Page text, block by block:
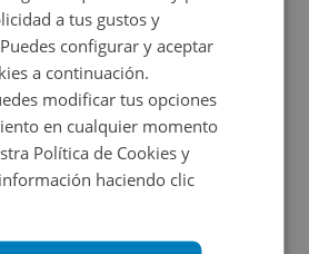
SAN BLAS, 25
a tus gustos y
configurar y aceptar
a continuación.
modificar tus opciones
en cualquier momento
Política de Cookies y
haciendo clic